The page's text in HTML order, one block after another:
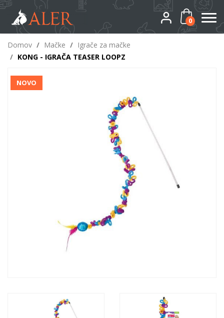
0
Domov / Mačke / Igrače za mačke
/ KONG - IGRAČA TEASER LOOPZ
NOVO